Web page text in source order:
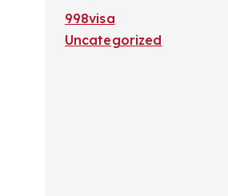
998visa
Uncategorized